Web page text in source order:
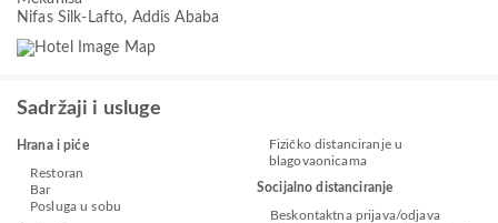
Nifas Silk-Lafto, Addis Ababa
Sadržaji i usluge
Hrana i piće
Restoran
Bar
Posluga u sobu
Fizičko distanciranje u
blagovaonicama
Socijalno distanciranje
Beskontaktna prijava/odjava